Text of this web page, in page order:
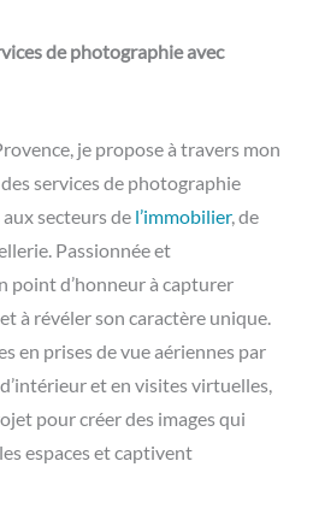
de photographie avec
je propose à travers mon
services de photographie
secteurs de l’immobilier, de
Passionnée et
point d’honneur à capturer
à révéler son caractère unique.
en prises de vue aériennes par
et en visites virtuelles,
pour créer des images qui
espaces et captivent